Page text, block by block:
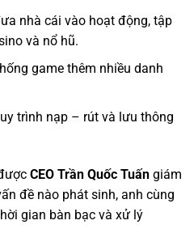
nhà cái vào hoạt động, tập
và nổ hũ.
game thêm nhiều danh
trình nạp – rút và lưu thông
CEO Trần Quốc Tuấn giám
đề nào phát sinh, anh cùng
gian bàn bạc và xử lý